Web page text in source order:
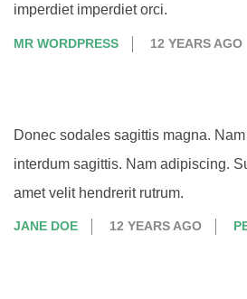
imperdiet imperdiet orci.
MR WORDPRESS 12 YEARS AGO
Donec sodales sagittis magna.
interdum sagittis. Nam adipiscing.
amet velit hendrerit rutrum.
JANE DOE 12 YEARS AGO